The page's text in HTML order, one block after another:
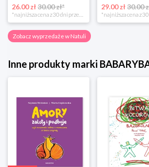
26.00 zł30.00 zł*
*najniższa cena z 30 dni przed obniżką
29.00 zł 30.00
Zobacz wyprzedaże w Natuli
Inne produkty marki